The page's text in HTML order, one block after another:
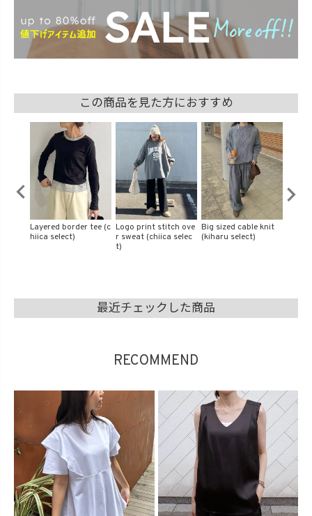
この商品を見た方におすすめ
Big sized cable knit
(kiharu select)
Volume down vest (c
hiica select)
Over size logo print l
ong tee (isook select)
最近チェックした商品
RECOMMEND